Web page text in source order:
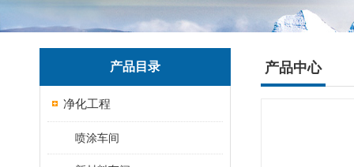
产品目录
净化工程
喷涂车间
产品中心